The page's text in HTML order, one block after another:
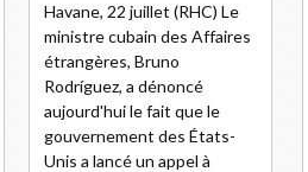
Havane, 22 juillet (RHC) Le
ministre cubain des Affaires
étrangères, Bruno
Rodríguez, a dénoncé
aujourd'hui le fait que le
gouvernement des États-
Unis a lancé un appel à